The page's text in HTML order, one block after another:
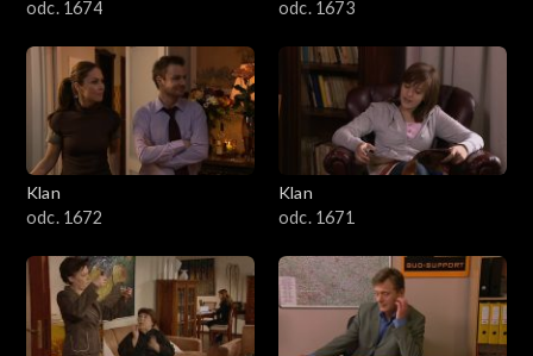
odc. 1674 odc. 1673
Klan
odc. 1672
Klan
odc. 1671